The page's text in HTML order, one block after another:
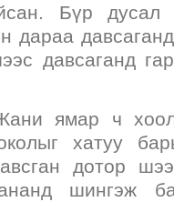
Бүр дусал
дараа
давсаганд
ямар ч
хатуу
дотор
шингэж